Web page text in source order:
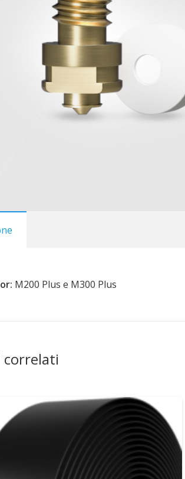
M200 Plus e M300 Plus